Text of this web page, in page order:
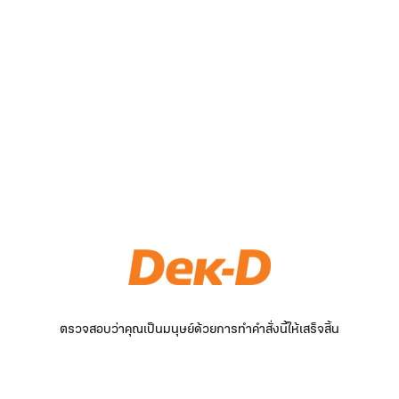
ตรวจสอบว่าคุณเป็นมนุษย์ด้วยการทำคำสั่งนี้ให้เสร็จสิ้น